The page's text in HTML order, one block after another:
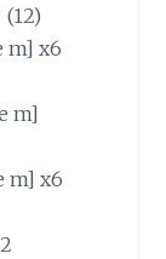
m] x6
m]
m] x6